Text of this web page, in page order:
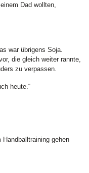
Dad wollten,
war übrigens Soja.
die gleich weiter rannte,
zu verpassen.
heute.“
gehen